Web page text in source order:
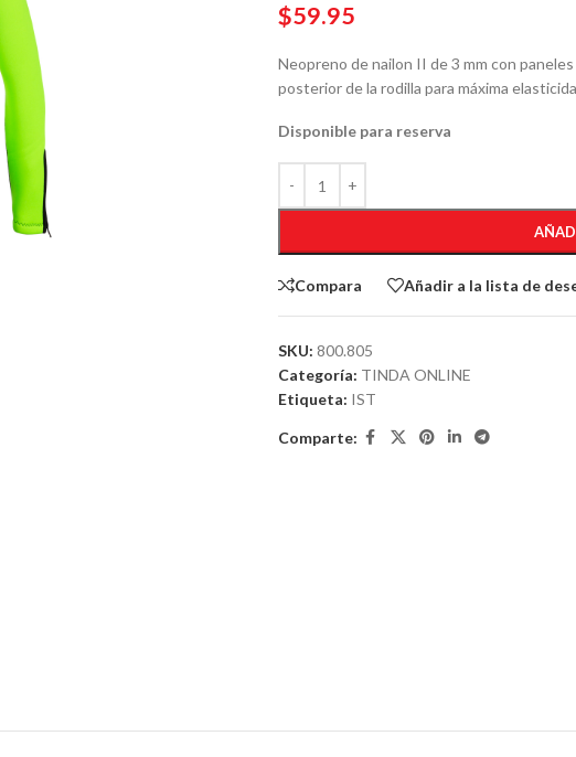
$59.95
Neopreno de nailon II de 3 mm con
posterior de la rodilla para máxima
Disponible para reserva
Compara Añadir a la lista de
SKU: 800.805
Categoría: TINDA ONLINE
Etiqueta: IST
Comparte: